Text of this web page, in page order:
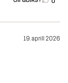
19. aprill 2026